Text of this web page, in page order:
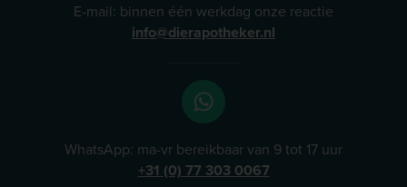
E-mail: binnen één werkdag onze reactie
info@dierapotheker.nl
WhatsApp: ma-vr bereikbaar van 9 tot 17 uur
+31 (0) 77 303 0067